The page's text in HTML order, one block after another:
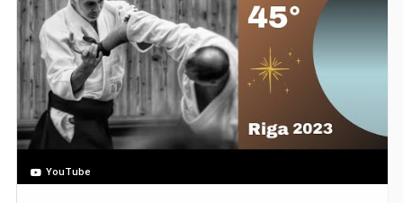
YouTube